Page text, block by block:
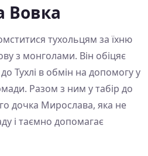
Вовка
тухольцям за їхню
з монголами. Він обіцяє
Тухлі в обмін на допомогу у
Разом з ним у табір до
дочка Мирослава, яка не
і таємно допомагає